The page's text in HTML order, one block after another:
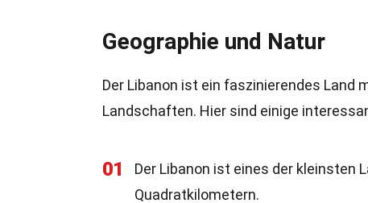
Geographie und Natur
Der Libanon ist ein faszinierendes Land
Landschaften. Hier sind einige
01
Der Libanon ist eines der kleinsten
Quadratkilometern.